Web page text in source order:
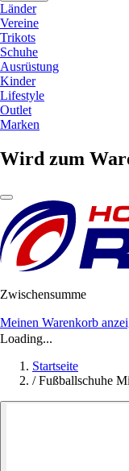
Länder
Vereine
Trikots
Schuhe
Ausrüstung
Kinder
Lifestyle
Outlet
Marken
Wird zum
Zwischensumme
Meinen Warenkorb
Loading...
Startseite
/ Fußballschuhe